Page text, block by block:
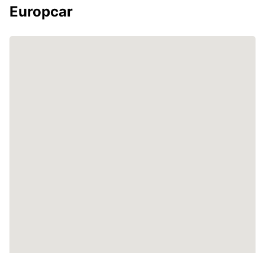
Europcar